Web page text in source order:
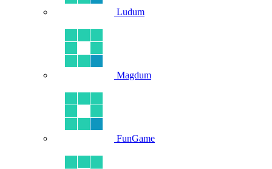
Ludum
Magdum
FunGame